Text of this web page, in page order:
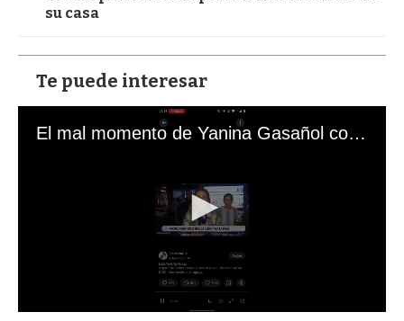
su casa
Te puede interesar
El mal momento de Yanina Gasañol con un hincha argentino en "Subrayado"